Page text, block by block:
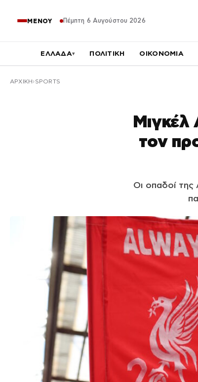
ΜΕΝΟΥ Πέμπτη 6 Αυγούστου 2026
ΕΛΛΑΔΑ▾ ΠΟΛΙΤΙΚΗ ΟΙΚΟΝΟΜΙΑ
ΑΡΧΙΚΉ SPORTS
Μιγκέλ
τον
Οι οπαδοί